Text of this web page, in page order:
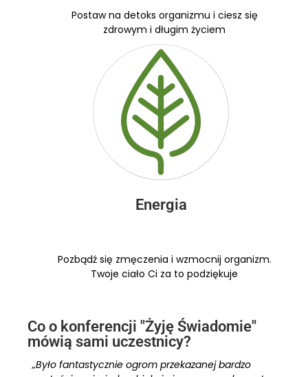
Postaw na detoks organizmu i ciesz się
zdrowym i długim życiem
Energia
Pozbądź się zmęczenia i wzmocnij organizm.
Twoje ciało Ci za to podziękuje
Co o konferencji "Żyję Świadomie"
mówią sami uczestnicy?
„Było fantastycznie ogrom przekazanej bardzo